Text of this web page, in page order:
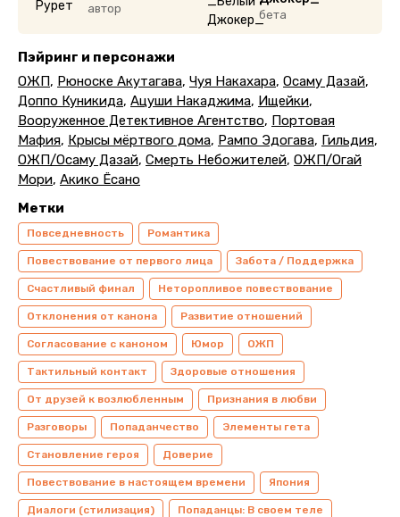
автор бета
Пэйринг и персонажи
ОЖП, Рюноске Акутагава, Чуя Накахара, Осаму Дазай,
Доппо Куникида, Ацуши Накаджима, Ищейки,
Вооруженное Детективное Агентство, Портовая
Мафия, Крысы мёртвого дома, Рампо Эдогава, Гильдия,
ОЖП/Осаму Дазай, Смерть Небожителей, ОЖП/Огай
Мори, Акико Ёсано
Метки
Повседневность Романтика
Повествование от первого лица Забота / Поддержка
Счастливый финал Неторопливое повествование
Отклонения от канона Развитие отношений
Согласование с каноном Юмор ОЖП
Тактильный контакт Здоровые отношения
От друзей к возлюбленным Признания в любви
Разговоры Попаданчество Элементы гета
Становление героя Доверие
Повествование в настоящем времени Япония
Диалоги (стилизация) Попаданцы: В своем теле